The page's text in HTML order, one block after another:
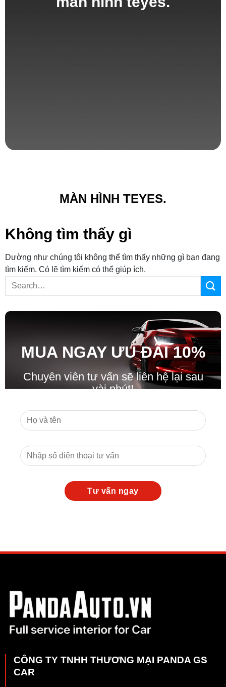
MÀN HÌNH TEYES.
Không tìm thấy gì
Dường như chúng tôi không thể tìm thấy những gì bạn đang
tìm kiếm. Có lẽ tìm kiếm có thể giúp ích.
MUA NGAY ƯU ĐÃI10%
Chuyên viên tư vấn sẽ liên hệ lại sau
vài phút!
CÔNG TY TNHH THƯƠNG MẠI PANDA GS
CAR